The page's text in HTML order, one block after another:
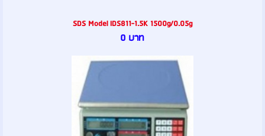
SDS Model IDS811-1.5K 1500g/0.05g
0 บาท